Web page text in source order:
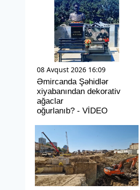
08 Avqust 2026 16:09
Əmircanda Şəhidlər
xiyabanından dekorativ
ağaclar
oğurlanıb? - VİDEO